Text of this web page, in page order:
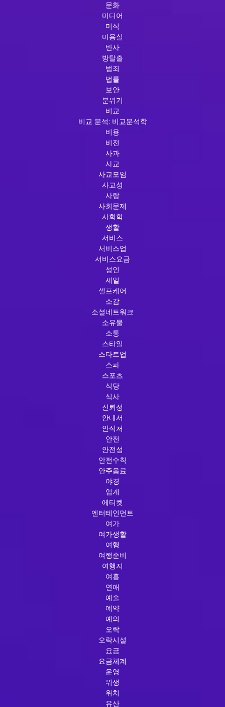
문화
미디어
미식
미용실
반사
방탈출
범죄
법률
보안
분위기
비교
비교 분석: 비교분석학
비용
비전
사과
사교
사교모임
사교성
사랑
사회문제
사회학
생활
서비스
서비스업
서비스요금
성인
세일
셀프케어
소감
소셜네트워크
소유물
소통
스타일
스타트업
스파
스포츠
식당
식사
신뢰성
안내서
안식처
안전
안전성
안전수칙
안주음료
야경
업계
에티켓
엔터테인먼트
여가
여가생활
여행
여행준비
여행지
여흥
연애
예술
예약
예의
오락
오락시설
요금
요금체계
운영
위생
위치
유산